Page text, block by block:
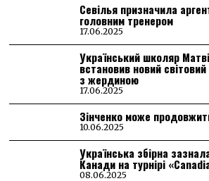
Севілья призначила
головним тренером
17.06.2025
Український школяр
встановив новий
з жердиною
17.06.2025
Зінченко може
10.06.2025
Українська збірна
Канади на турнірі
08.06.2025